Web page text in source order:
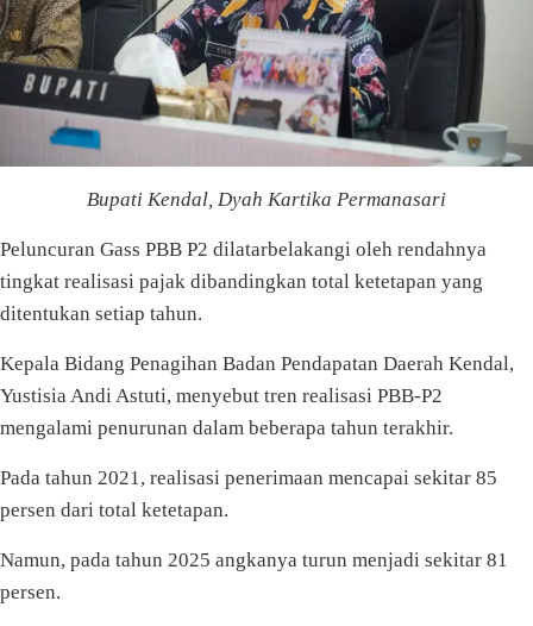
Bupati Kendal, Dyah Kartika Permanasari
Peluncuran Gass PBB P2 dilatarbelakangi oleh rendahnya
tingkat realisasi pajak dibandingkan total ketetapan yang
ditentukan setiap tahun.
Kepala Bidang Penagihan Badan Pendapatan Daerah Kendal,
Yustisia Andi Astuti, menyebut tren realisasi PBB-P2
mengalami penurunan dalam beberapa tahun terakhir.
Pada tahun 2021, realisasi penerimaan mencapai sekitar 85
persen dari total ketetapan.
Namun, pada tahun 2025 angkanya turun menjadi sekitar 81
persen.